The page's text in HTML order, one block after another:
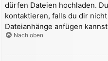
dürfen Dateien hochladen.
kontaktieren, falls du dir
Dateianhänge anfügen
Nach oben